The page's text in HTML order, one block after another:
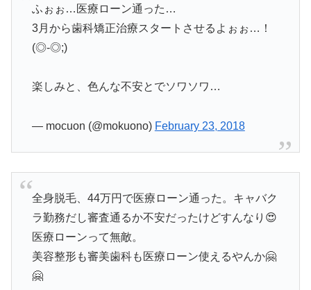
ふぉぉ…医療ローン通った…
3月から歯科矯正治療スタートさせるよぉぉ…！
(◎-◎;)
楽しみと、色んな不安とでソワソワ…
— mocuon (@mokuono) February 23, 2018
全身脱毛、44万円で医療ローン通った。キャバク
ラ勤務だし審査通るか不安だったけどすんなり😍
医療ローンって無敵。
美容整形も審美歯科も医療ローン使えるやんか🤗
🤗